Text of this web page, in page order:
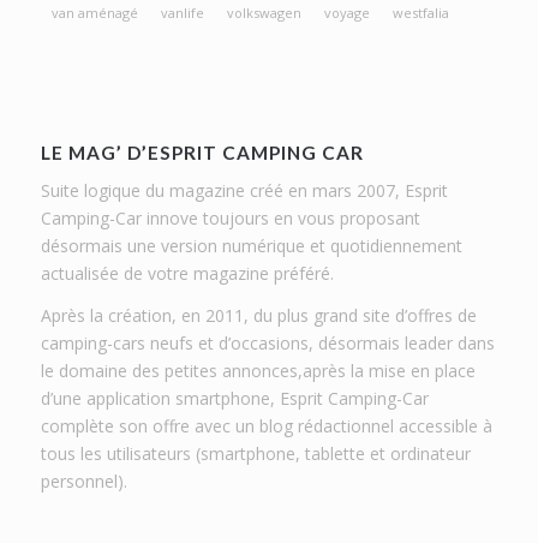
van aménagé
vanlife volkswagen voyage westfalia
LE MAG’ D’ESPRIT CAMPING CAR
Suite logique du magazine créé en mars 2007, Esprit
Camping-Car innove toujours en vous proposant
désormais une version numérique et quotidiennement
actualisée de votre magazine préféré.
Après la création, en 2011, du plus grand site d’offres de
camping-cars neufs et d’occasions, désormais leader dans
le domaine des petites annonces,après la mise en place
d’une application smartphone, Esprit Camping-Car
complète son offre avec un blog rédactionnel accessible à
tous les utilisateurs (smartphone, tablette et ordinateur
personnel).